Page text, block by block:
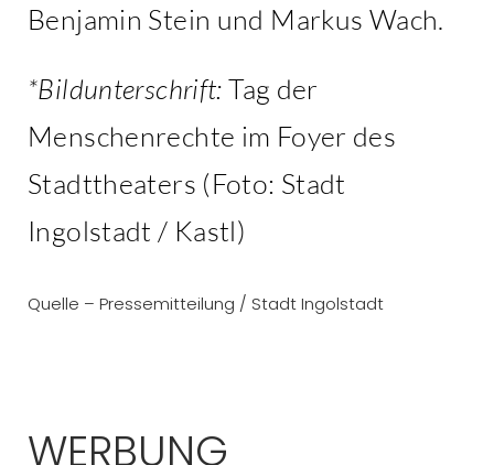
Benjamin Stein und Markus Wach.
*Bildunterschrift:Tag der
Menschenrechte im Foyer des
Stadttheaters (Foto: Stadt
Ingolstadt / Kastl)
Quelle – Pressemitteilung / Stadt Ingolstadt
WERBUNG